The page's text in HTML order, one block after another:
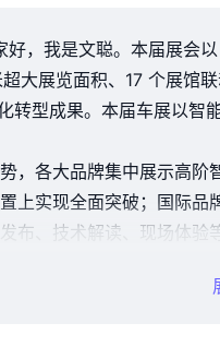
，我是文聪。本届展会
大展览面积、17 个展馆
转型成果。本届车展以
，各大品牌集中展示高
上实现全面突破；国际
布、技术解读、现场体
是行业趋势风向标的重